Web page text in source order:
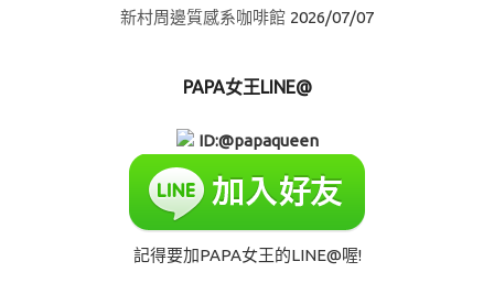
新村周邊質感系咖啡館 2026/07/07
PAPA女王LINE@
ID:@papaqueen
記得要加PAPA女王的LINE@喔!